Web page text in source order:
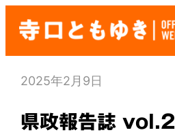
2025年2月9日
県政報告誌 vol.2